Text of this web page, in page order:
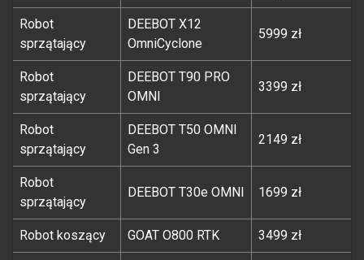
Robot
sprzątający
DEEBOT X12
OmniCyclone
5999 zł
Robot
sprzątający
DEEBOT T90 PRO
OMNI
3399 zł
Robot
sprzątający
DEEBOT T50 OMNI
Gen 3
2149 zł
Robot
sprzątający
DEEBOT T30e OMNI 1699 zł
Robot koszący GOAT O800 RTK 3499 zł